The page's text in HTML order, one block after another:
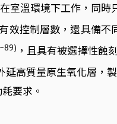
室溫環境下工作，同時
效控制層數，還具備不
，且具有被選擇性蝕
延高質量原生氧化層，
要求。